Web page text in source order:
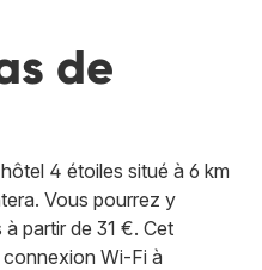
de
4 étoiles situé à 6 km
Vous pourrez y
partir de 31 €. Cet
Wi-Fi à